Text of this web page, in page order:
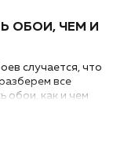
ОБОИ, ЧЕМ И
случается, что
все
обои, как и чем